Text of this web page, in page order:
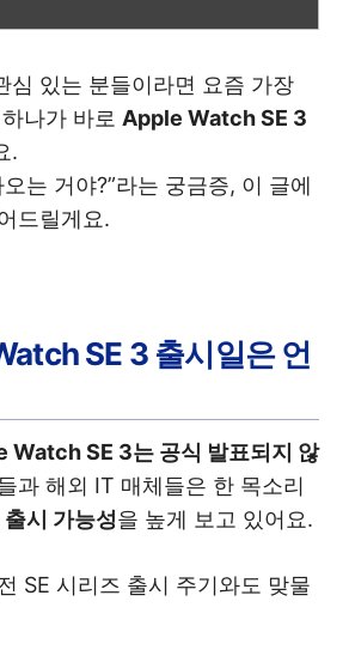
심 있는 분들이라면 요즘 가장
나가 바로 Apple Watch SE 3
.
는 거야?”라는 궁금증, 이 글에
드릴게요.
SE 3 출시일은 언
Watch SE 3는 공식 발표되지 않
과 해외 IT 매체들은 한 목소리
시 가능성을 높게 보고 있어요.
SE 시리즈 출시 주기와도 맞물